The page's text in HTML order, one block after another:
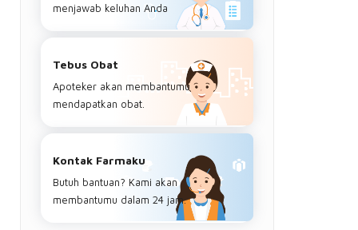
menjawab keluhan Anda
Tebus Obat
Apoteker akan membantumu
mendapatkan obat.
Kontak Farmaku
Butuh bantuan? Kami akan
membantumu dalam 24 jam.